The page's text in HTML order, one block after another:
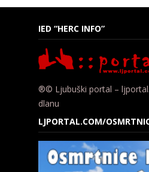
IED “HERC INFO”
®© Ljubuški portal –
dlanu
LJPORTAL.COM/